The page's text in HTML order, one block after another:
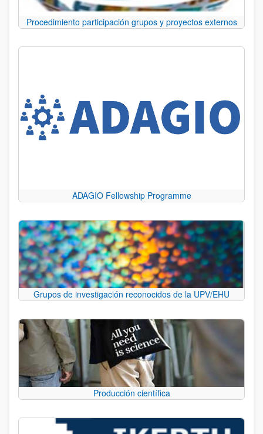
Procedimiento participación grupos y proyectos externos
ADAGIO Fellowship Programme
Grupos de investigación reconocidos de la UPV/EHU
Producción científica